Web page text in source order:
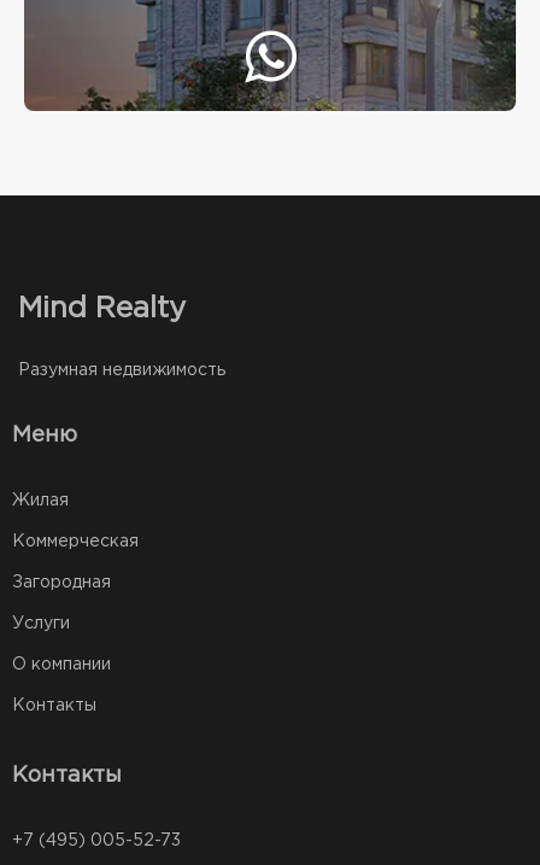
Mind Realty
Разумная недвижимость
Меню
Жилая
Коммерческая
Загородная
Услуги
О компании
Контакты
Контакты
+7 (495) 005-52-73